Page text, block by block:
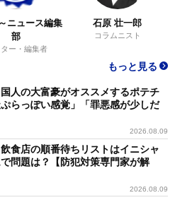
ニュース編集
部
ー・編集者
石原 壮一郎
コラムニスト
もっと見る
国人の大富豪がオススメするポテチ
らっぽい感覚」「罪悪感が少しだ
2026.08.09
食店の順番待ちリストはイニシャ
問題は？【防犯対策専門家が解
2026.08.09